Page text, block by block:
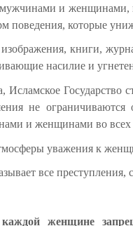
и женщинами,
поведения, которые
изображения, книги,
насилие и
Исламское
не
и женщинами во
уважения к
все
женщине